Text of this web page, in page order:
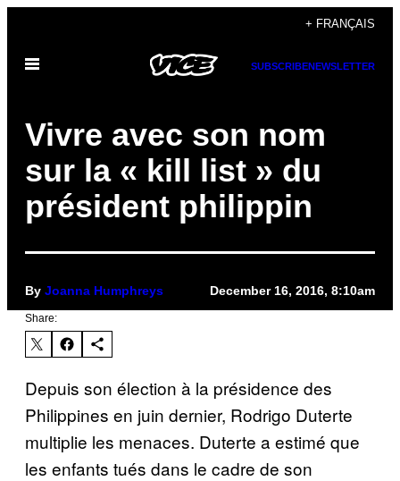
content
+ FRANÇAIS
Open
SUBSCRIBENEWSLETTER
Vivre avec son nom
sur la « kill list » du
président philippin
By Joanna Humphreys December 16, 2016, 8:10am
Share:
Depuis son élection à la présidence des
Philippines en juin dernier, Rodrigo Duterte
multiplie les menaces. Duterte a estimé que
les enfants tués dans le cadre de son